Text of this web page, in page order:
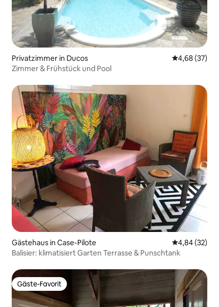
Privatzimmer in Ducos
4,68 (37)
Zimmer & Frühstück und Pool
Gästehaus in Case-Pilote
4,84 (32)
Balisier: klimatisiert Garten Terrasse & Punschtank
Gäste-Favorit
Gäste-Favorit